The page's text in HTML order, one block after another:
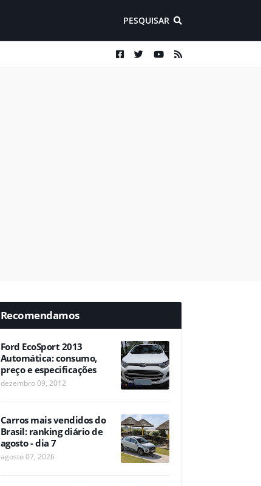
PESQUISAR
Recomendamos
Ford EcoSport 2013
Automática: consumo,
preço e especificações
dezembro 09, 2012
Carros mais vendidos do
Brasil: ranking diário de
agosto - dia 7
agosto 07, 2026